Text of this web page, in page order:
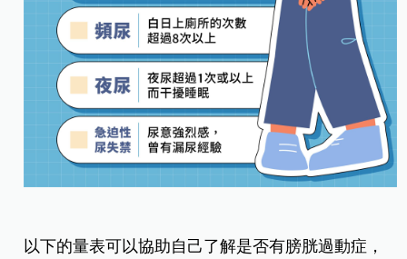
以下的量表可以協助自己了解是否有膀胱過動症，